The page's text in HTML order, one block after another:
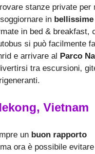
stanze private per
in
in bed & breakfast,
si può facilmente
e arrivare al Parco
tra escursioni,
Vietnam
un buon rapporto
ora è possibile